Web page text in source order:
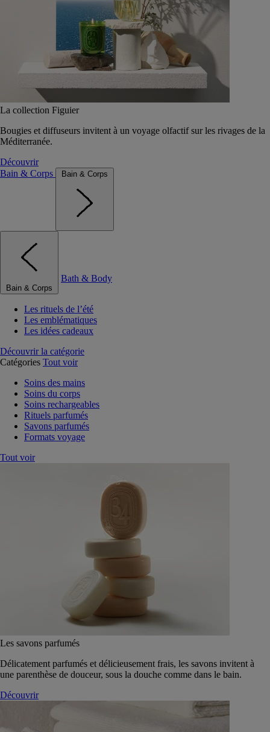
La collection Figuier
Bougies et diffuseurs invitent à un voyage olfactif sur les rivages de la
Méditerranée.
Découvrir
Bain & Corps
Bain & Corps
Bain & Corps
Bath & Body
Les rituels de l’été
Les emblématiques
Les idées cadeaux
Découvrir la catégorie
Catégories Tout voir
Soins des mains
Soins du corps
Soins rechargeables
Rituels parfumés
Savons parfumés
Formats voyage
Tout voir
Les savons parfumés
Délicatement parfumés et délicieusement frais, les savons invitent à
une parenthèse de douceur, sous la douche comme dans le bain.
Découvrir